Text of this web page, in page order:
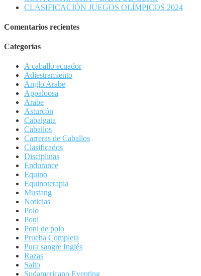
CLASIFICACIÓN JUEGOS OLÍMPICOS 2024
Comentarios recientes
Categorías
A caballo ecuador
Adiestramiento
Anglo Arabe
Appaloosa
Arabe
Asturcón
Cabalgata
Caballos
Carreras de Caballos
Clasificados
Disciplinas
Endurance
Equino
Equinoterapia
Mustang
Noticias
Polo
Poni
Poni de polo
Prueba Completa
Pura sangre Inglés
Razas
Salto
Sudamericano Eventing